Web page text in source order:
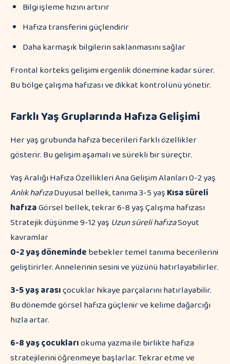
Bilgi işleme hızını artırır
Hafıza transferini güçlendirir
Daha karmaşık bilgilerin saklanmasını sağlar
Frontal korteks gelişimi ergenlik dönemine kadar sürer.
Bu bölge çalışma hafızası ve dikkat kontrolünü yönetir.
Farklı Yaş Gruplarında Hafıza Gelişimi
Her yaş grubunda hafıza becerileri farklı özellikler
gösterir. Bu gelişim aşamalı ve sürekli bir süreçtir.
Yaş Aralığı Hafıza Özellikleri Ana Gelişim Alanları 0-2 yaş
Anlık hafızaDuyusal bellek, tanıma 3-5 yaşKısa süreli
hafızaGörsel bellek, tekrar 6-8 yaş Çalışma hafızası
Stratejik düşünme 9-12 yaş Uzun süreli hafızaSoyut
kavramlar
0-2 yaş dönemindebebekler temel tanıma becerilerini
geliştirirler. Annelerinin sesini ve yüzünü hatırlayabilirler.
3-5 yaş arasıçocuklar hikaye parçalarını hatırlayabilir.
Bu dönemde görsel hafıza güçlenir ve kelime dağarcığı
hızla artar.
6-8 yaş çocuklarıokuma yazma ile birlikte hafıza
stratejilerini öğrenmeye başlarlar. Tekrar etme ve